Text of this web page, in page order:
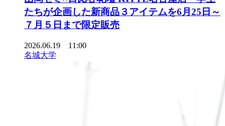
たちが企画した新商品３アイテムを6月25日～
７月５日まで限定販売
2026.06.19 11:00
名城大学